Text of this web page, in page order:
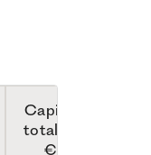
Capital
total en
€